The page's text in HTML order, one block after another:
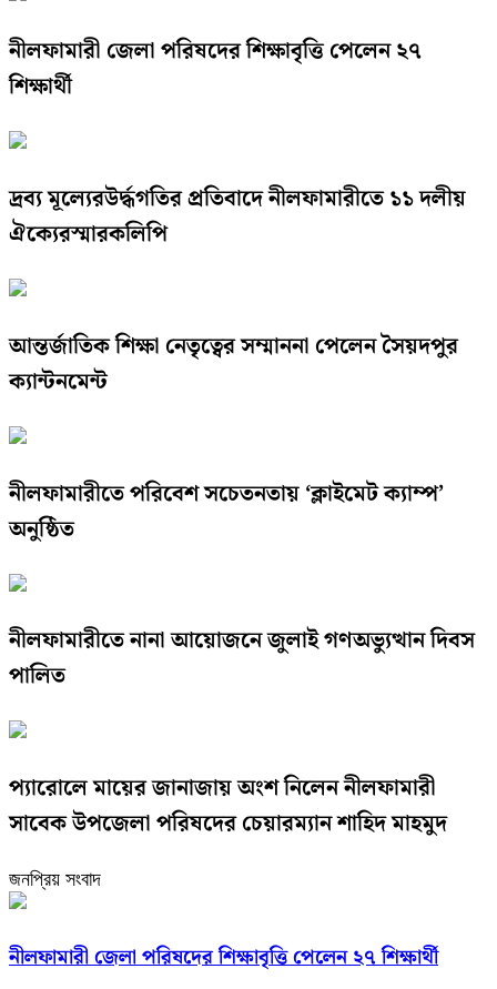
নীলফামারী জেলা পরিষদের শিক্ষাবৃত্তি পেলেন ২৭
শিক্ষার্থী
দ্রব্য মূল্যেরউর্দ্ধগতির প্রতিবাদে নীলফামারীতে ১১ দলীয়
ঐক্যেরস্মারকলিপি
আন্তর্জাতিক শিক্ষা নেতৃত্বের সম্মাননা পেলেন সৈয়দপুর
ক্যান্টনমেন্ট
নীলফামারীতে পরিবেশ সচেতনতায় ‘ক্লাইমেট ক্যাম্প’
অনুষ্ঠিত
নীলফামারীতে নানা আয়োজনে জুলাই গণঅভ্যুত্থান দিবস
পালিত
প্যারোলে মায়ের জানাজায় অংশ নিলেন নীলফামারী
সাবেক উপজেলা পরিষদের চেয়ারম্যান শাহিদ মাহমুদ
জনপ্রিয় সংবাদ
নীলফামারী জেলা পরিষদের শিক্ষাবৃত্তি পেলেন ২৭ শিক্ষার্থী